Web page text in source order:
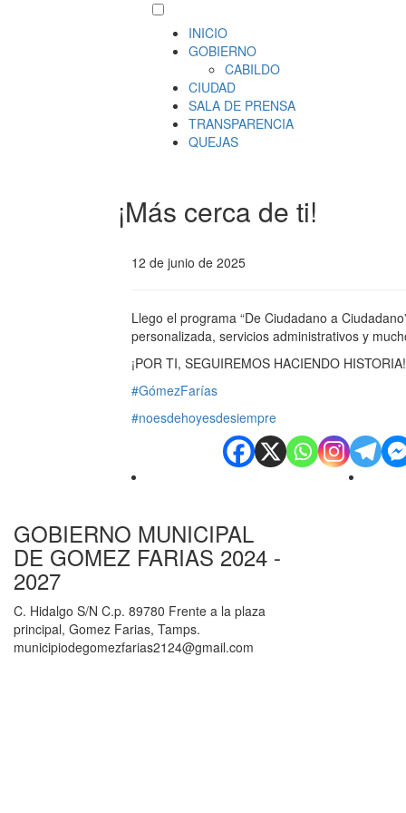
INICIO
GOBIERNO
CABILDO
CIUDAD
SALA DE PRENSA
TRANSPARENCIA
QUEJAS
¡Más cerca de ti!
12 de junio de 2025
Llego el programa “De Ciudadano a
personalizada, servicios administrativos y
¡POR TI, SEGUIREMOS HACIENDO HISTORIA!
#GómezFarías
#noesdehoyesdesiempre
GOBIERNO MUNICIPAL
DE GOMEZ FARIAS 2024 -
2027
C. Hidalgo S/N C.p. 89780 Frente a la plaza
principal, Gomez Farias, Tamps.
municipiodegomezfarias2124@gmail.com